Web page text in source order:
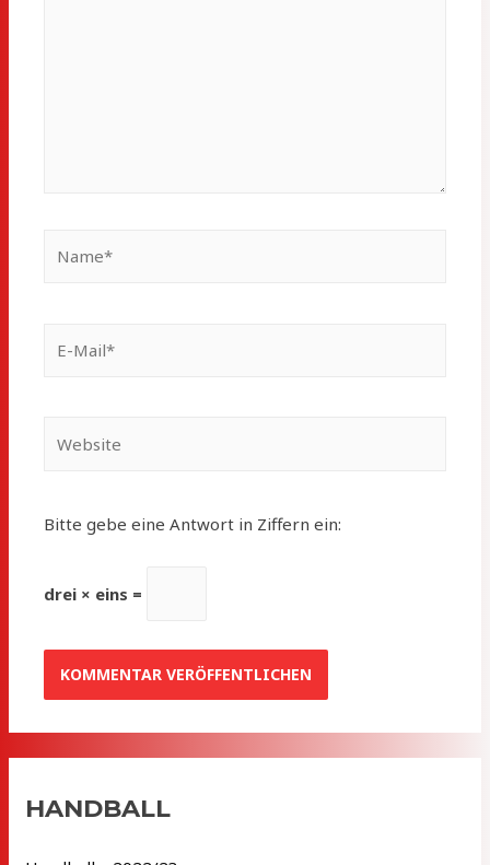
Mail*
Bitte gebe eine Antwort in Ziffern ein:
drei × eins =
HANDBALL